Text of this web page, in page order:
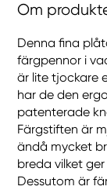
Om
Denna fina
färgpennor i
är lite tjockare
har de den
patenterade
Färgstiften är
ändå mycket
breda vilket
Dessutom är